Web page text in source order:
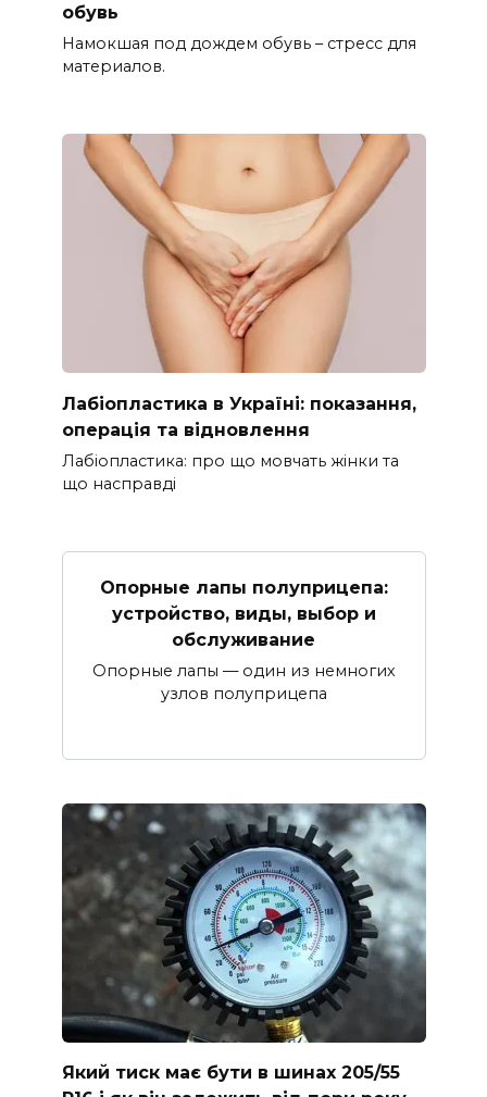
обувь
Намокшая под дождем обувь – стресс для
материалов.
Лабіопластика в Україні: показання,
операція та відновлення
Лабіопластика: про що мовчать жінки та
що насправді
Опорные лапы полуприцепа:
устройство, виды, выбор и
обслуживание
Опорные лапы — один из немногих
узлов полуприцепа
Який тиск має бути в шинах 205/55